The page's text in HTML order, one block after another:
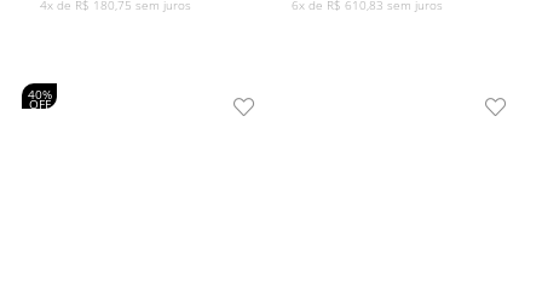
4x de R$ 180,75 sem juros 6x de R$ 610,83 sem juros
40%
OFF